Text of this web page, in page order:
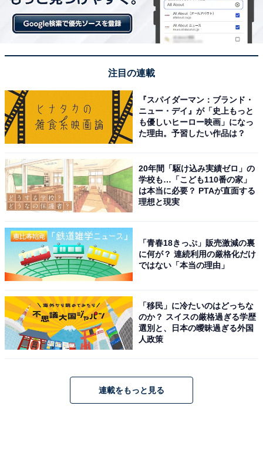
注目の連載
『スパイダーマン：ブランド・
ニュー・デイ』が「史上もっと
も優しいヒーロー映画」になっ
た理由。予習したい作品は？
20年間「駆け込み実績ゼロ」の
学校も…「こども110番の家」
は本当に必要？ PTAが直面する
理想と現実
「青春18きっぷ」販売激減の裏
に何が？ 連続利用の厳格化だけ
ではない「本当の理由」
「移民」に冷たいのはどっちな
のか？ スイスの厳格過ぎる学歴
選別と、日本の曖昧過ぎる外国
人政策
連載をもっと見る